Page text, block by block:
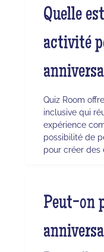
Quelle
activité
Quiz Room
inclusive qui
expérience
possibilité de
pour créer des
Peut-on